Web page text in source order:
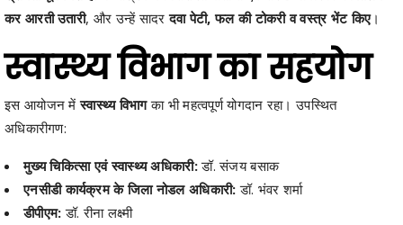
कर आरती उतारी, और उन्हें सादरदवा पेटी, फल की टोकरी व वस्त्र भेंट किए।
स्वास्थ्य विभाग का सहयोग
इस आयोजन मेंस्वास्थ्य विभागका भी महत्वपूर्ण योगदान रहा। उपस्थित
अधिकारीगण:
मुख्य चिकित्सा एवं स्वास्थ्य अधिकारी:डॉ. संजय बसाक
एनसीडी कार्यक्रम के जिला नोडल अधिकारी: डॉ. भंवर शर्मा
डीपीएम: डॉ. रीना लक्ष्मी